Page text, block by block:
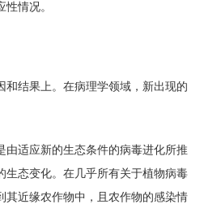
情况。
结果上。在病理学领域，新出现的
适应新的生态条件的病毒进化所推
生态变化。在几乎所有关于植物病毒
其近缘农作物中，且农作物的感染情